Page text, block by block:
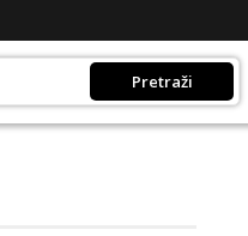
Pretraži